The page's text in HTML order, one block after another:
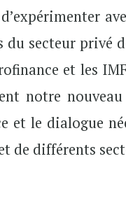
secteur privé
et les
notre nouveau
et le dialogue
de différents